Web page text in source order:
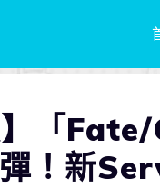
】「
！新